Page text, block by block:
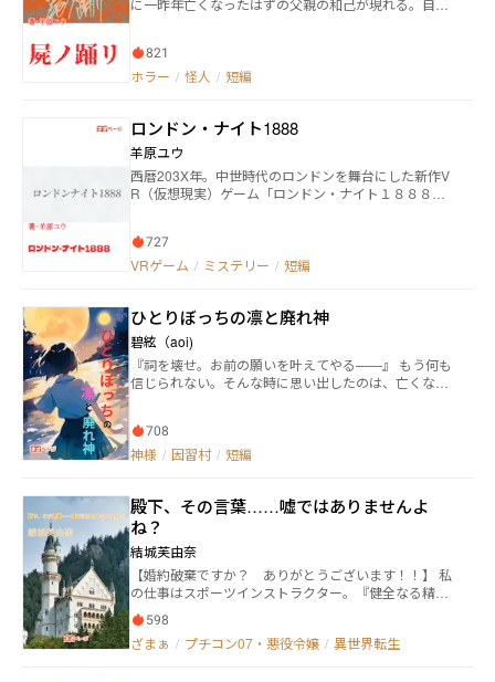
に一昨年亡くなったはずの父親の和己が現れる。自分
人である紘子と対峙した屍蝙蝠は負傷し逃走する。取
り逃がした紘子は麻倉と一緒に行方を追うが…。 3話
い」と警告するが…。 4話「紘子と麻倉」 紘子と麻倉
から逃走を続ける屍蝙蝠。追う2人は廃アパートにたど
り着くがそこにはもうひとつ屍人の臭いが残ってい
て…。 5話「屍ノ提案」 屍蝙蝠の行方を追う紘子と麻
倉。しかし足取りはつかめない。2人の前に突然姿を現
る」と言うが…。 EXTRA 屍ノ始マリ 和己と骸。紘子
と麻倉。全ての始まり この物語はフィクションです。
実在する人物・団体とは一切関係ありません。さらに
821
ホラー / 怪人 / 短編
ロンドン・ナイト1888
羊原ユウ
西暦203X年。中世時代のロンドンを舞台にした新作V
R（仮想現実）ゲーム「ロンドン・ナイト１８８８」
てしまいサービスは即終了 開発元から原因を調べてほ
しいと依頼され、警察のサイバー犯罪対策課で働くグ
727
VRゲーム / ミステリー / 短編
ひとりぼっちの凛と廃れ神
碧絃（aoi)
『祠を壊せ。お前の願いを叶えてやる——』 もう何も
信じられない。そんな時に思い出したのは、亡くなっ
がいる」 本当かどうかはわからないけれど……と思い
ながら、凛は山の中へ向かって歩き出す——。
708
神様 / 因習村 / 短編
殿下、その言葉……嘘ではありませんよ
ね？
結城芙由奈
【婚約破棄ですか？ ありがとうございます！！】 私
の仕事はスポーツインストラクター。『健全なる精神
は、健全なる身体に宿る』をモットーに生徒様達に指
導をしていた。ある日のこと、仕事帰りに元カレから
復縁を迫られた私。拒絶したところ、逆上した元カレ
598
ざまぁ / プチコン07・悪役令嬢 / 異世界転生